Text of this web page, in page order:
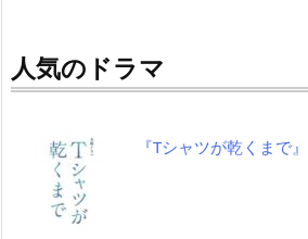
人気のドラマ
『Tシャツが乾くまで』